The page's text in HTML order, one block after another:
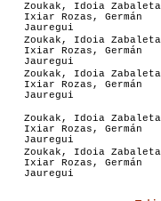
Zoukak, Idoia
Ixiar Rozas, Germán
Jauregui
Zoukak, Idoia
Ixiar Rozas, Germán
Jauregui
Zoukak, Idoia
Ixiar Rozas, Germán
Jauregui
Zoukak, Idoia
Ixiar Rozas, Germán
Jauregui
Zoukak, Idoia
Ixiar Rozas, Germán
Jauregui